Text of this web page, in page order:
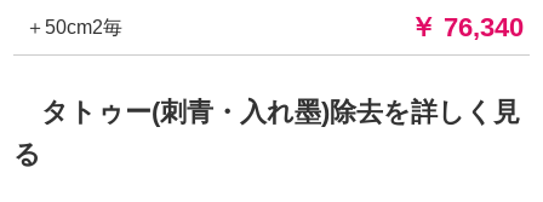
＋50cm2毎 ￥ 76,340
タトゥー(刺青・入れ墨)除去を詳しく見
る